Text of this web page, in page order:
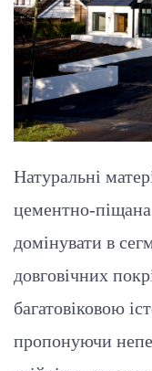
Натуральні
цементно-
домінувати в
довговічних
багатовіковою
пропонуючи